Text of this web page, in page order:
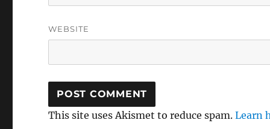
WEBSITE
This site uses Akismet to reduce spam.Learn